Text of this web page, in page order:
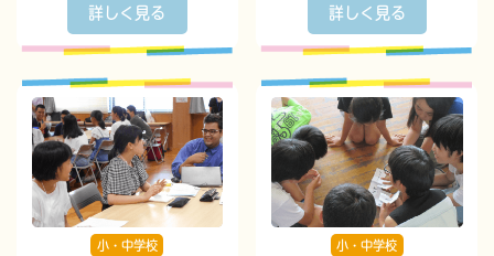
詳しく見る 詳しく見る
小・中学校 小・中学校